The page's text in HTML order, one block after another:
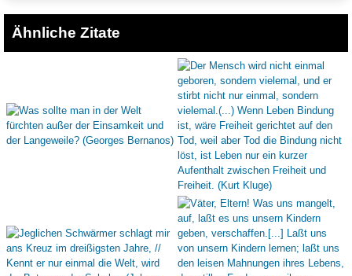
Ähnliche Zitate